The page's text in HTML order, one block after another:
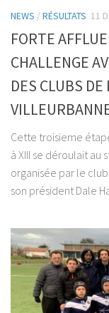
NEWS /RÉSULTATS 11
FORTE
CHALLENGE
DES CLUBS
Cette troisieme
à XIII se déroulait au
organisée par le
son président Dale